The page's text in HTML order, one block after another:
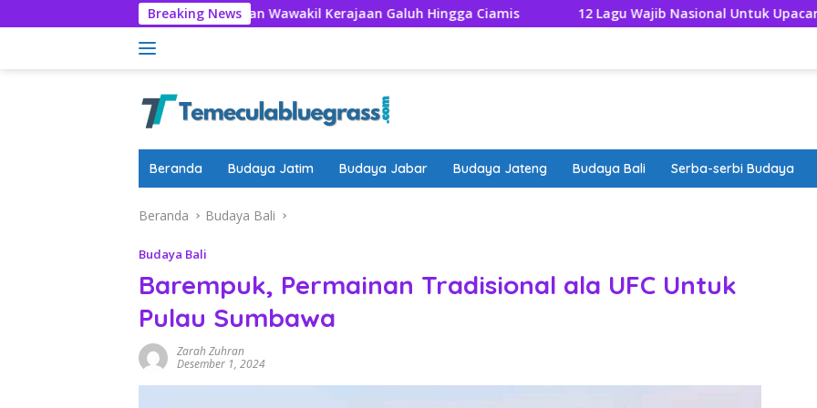
ke
Breaking News
Prosesi Pangistrenan Wawakil Kerajaan Galuh Hingga Ciamis 12 Lagu Wajib Nasional Untuk Upacara 17 Agustus
Beranda Budaya Jatim Budaya Jabar Budaya Jateng Budaya Bali Serba-serbi Budaya
Beranda Budaya Bali
Budaya Bali
Barempuk, Permainan Tradisional ala UFC Untuk
Pulau Sumbawa
Zarah Zuhran
Desember 1, 2024